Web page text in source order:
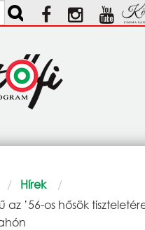
Hírek
az ’56-os hősök